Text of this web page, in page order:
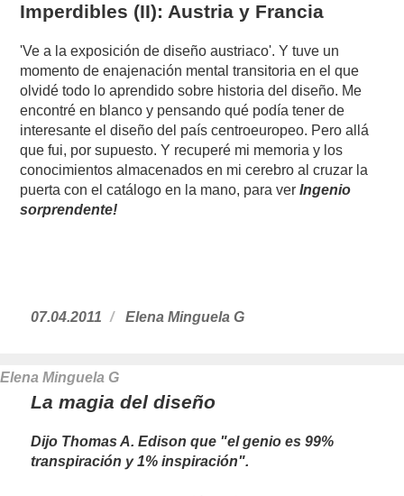
Imperdibles (II): Austria y Francia
'Ve a la exposición de diseño austriaco'. Y tuve un
momento de enajenación mental transitoria en el que
olvidé todo lo aprendido sobre historia del diseño. Me
encontré en blanco y pensando qué podía tener de
interesante el diseño del país centroeuropeo. Pero allá
que fui, por supuesto. Y recuperé mi memoria y los
conocimientos almacenados en mi cerebro al cruzar la
puerta con el catálogo en la mano, para verIngenio
sorprendente!
Publicado
07.04.2011 https://www.experimenta.es/author/
Elena Minguela G
Elena Minguela G
La magia del diseño
Dijo Thomas A. Edison que "el genio es 99%
transpiración y 1% inspiración".